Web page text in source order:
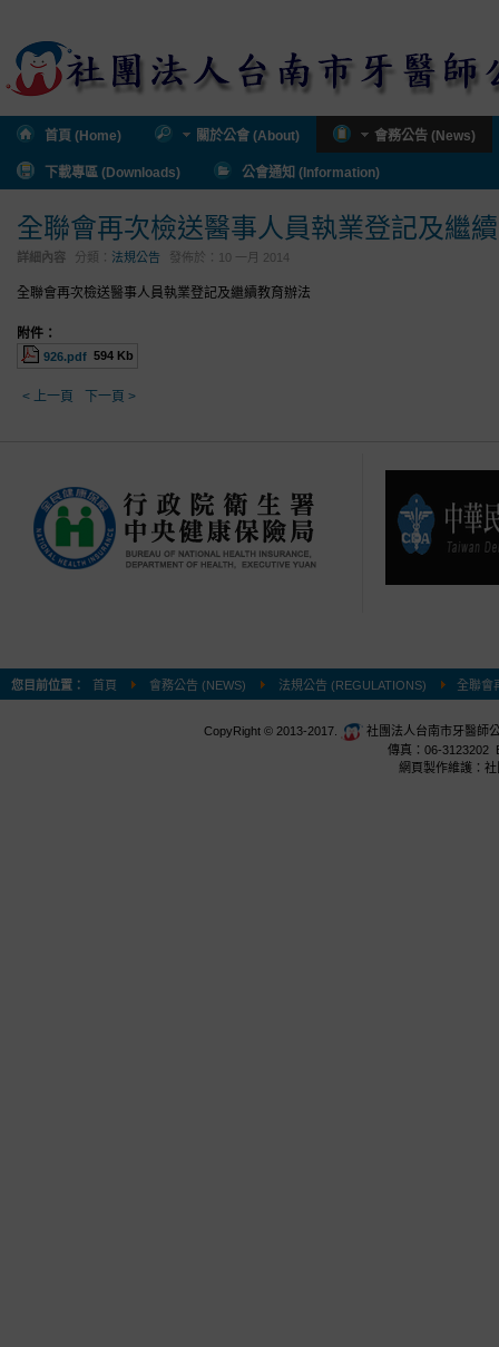
首頁 (Home) 關於公會 (About) 會務公告 (News)
下載專區 (Downloads) 公會通知 (Information)
全聯會再次檢送醫事人員執業登記及繼
詳細內容 分類： 法規公告 發佈於： 10 一月 2014
全聯會再次檢送醫事人員執業登記及繼續教育辦法
附件：
926.pdf 594 Kb
< 上一頁 下一頁 >
您目前位置： 首頁 會務公告 (NEWS) 法規公告 (REGULATIONS) 全聯會
CopyRight © 2013-2017.
社團法人台南市牙醫師
傳真：06-3123202
網頁製作維護：